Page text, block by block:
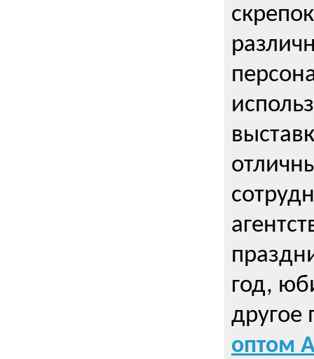
год,
другое
оптом